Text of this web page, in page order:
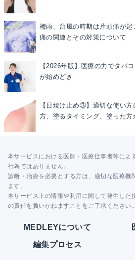
梅雨、台風の時期は片頭痛が
痛の関連とその対策について
【2026年版】医療の力でタバ
が始めどき
【日焼け止め③】適切な使い
方、塗るタイミング、塗った方
本サービスにおける医師・医療従事者等によ
行為ではありません。
診断・治療を必要とする方は、適切な医療機
ます。
本サービス上の情報や利用に関して発生した
の責任を負いかねますことをご了承ください。
MEDLEYについて
編集プロセス